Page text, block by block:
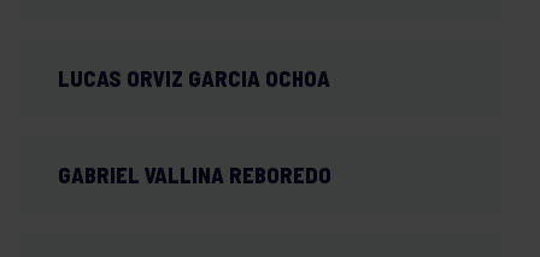
LUCAS ORVIZ GARCIA OCHOA
GABRIEL VALLINA REBOREDO